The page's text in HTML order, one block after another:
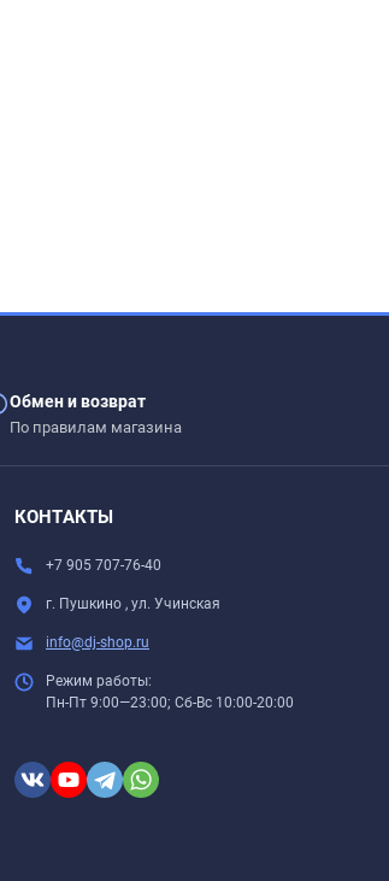
Обмен и возврат
По правилам магазина
КОНТАКТЫ
+7 905 707-76-40
г. Пушкино , ул. Учинская
info@dj-shop.ru
Режим работы:
Пн-Пт 9:00—23:00; Сб-Вс 10:00-20:00